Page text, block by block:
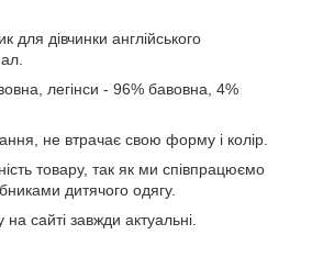
для дівчинки англійського
легінси - 96% бавовна, 4%
не втрачає свою форму і колір.
товару, так як ми співпрацюємо
дитячого одягу.
на сайті завжди актуальні.